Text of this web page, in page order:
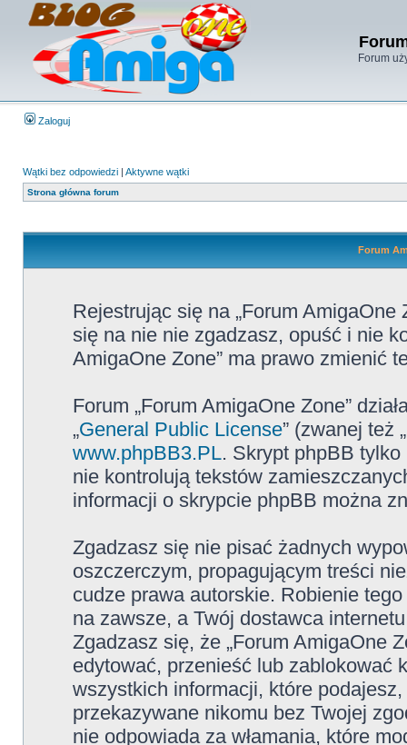
Forum
Zaloguj
Wątki bez odpowiedzi | Aktywne wątki
Strona główna forum
Forum
Rejestrując się na „Forum
się na nie nie zgadzasz, opuść i nie
AmigaOne Zone” ma prawo zmienić
Forum „Forum AmigaOne Zone”
„General Public License” (zwanej też
www.phpBB3.PL. Skrypt phpBB tylko
nie kontrolują tekstów
informacji o skrypcie phpBB można
Zgadzasz się nie pisać żadnych
oszczerczym, propagującym treści
cudze prawa autorskie. Robienie
na zawsze, a Twój dostawca
Zgadzasz się, że „Forum AmigaOne
edytować, przenieść lub zablokować
wszystkich informacji, które
przekazywane nikomu bez Twojej
nie odpowiada za włamania, które